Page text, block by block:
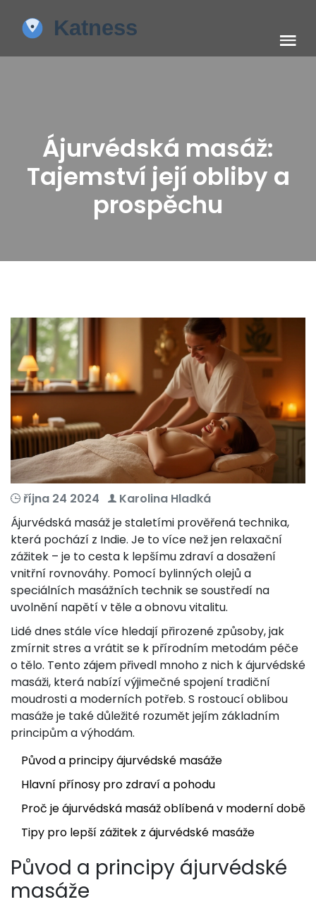
Ájurvédská masáž:
Tajemství její obliby a
prospěchu
října 24 2024
Karolina Hladká
Ájurvédská masáž je staletími prověřená technika,
která pochází z Indie. Je to více než jen relaxační
zážitek – je to cesta k lepšímu zdraví a dosažení
vnitřní rovnováhy. Pomocí bylinných olejů a
speciálních masážních technik se soustředí na
uvolnění napětí v těle a obnovu vitalitu.
Lidé dnes stále více hledají přirozené způsoby, jak
zmírnit stres a vrátit se k přírodním metodám péče
o tělo. Tento zájem přivedl mnoho z nich k ájurvédské
masáži, která nabízí výjimečné spojení tradiční
moudrosti a moderních potřeb. S rostoucí oblibou
masáže je také důležité rozumět jejím základním
principům a výhodám.
Původ a principy ájurvédské masáže
Hlavní přínosy pro zdraví a pohodu
Proč je ájurvédská masáž oblíbená v moderní době
Tipy pro lepší zážitek z ájurvédské masáže
Původ a principy ájurvédské
masáže